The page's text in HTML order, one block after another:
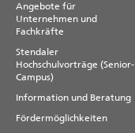
Angebote für
Unternehmen und
Fachkräfte
Stendaler
Hochschulvorträge (Senior-
Campus)
Information und Beratung
Fördermöglichkeiten